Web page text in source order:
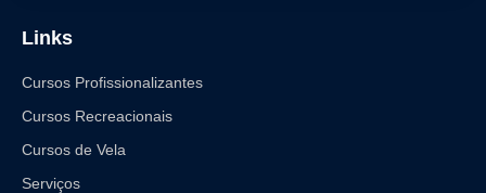
Links
Cursos Profissionalizantes
Cursos Recreacionais
Cursos de Vela
Serviços